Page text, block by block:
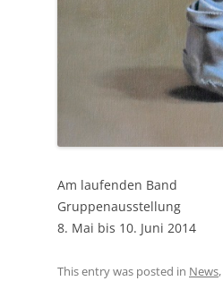
Am laufenden Band
Gruppenausstellung
8. Mai bis 10. Juni 2014
This entry was posted in News,